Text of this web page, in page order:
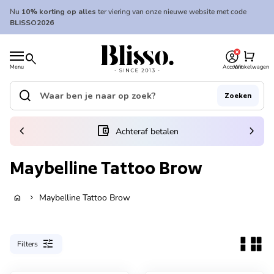
Overslaan naar inhoud
Nu 10% korting op alles ter viering van onze nieuwe website met code
BLISSO2026
Menu search
Home
AccountWinkelwagen
shopping_cart
Home
Zoek op"
search Zoeken
(link opent in nieuw tabblad/venster)
account_balance_wallet Achteraf betalen
chevron_left chevron_right
Maybelline Tattoo Brow
home chevron_right Maybelline Tattoo Brow
Filters tune